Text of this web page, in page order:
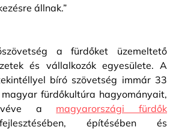
állnak.”
a fürdőket üzemeltető
és vállalkozók egyesülete. A
bíró szövetség immár 33
fürdőkultúra hagyományait,
véve a magyarországi fürdők
építésében és